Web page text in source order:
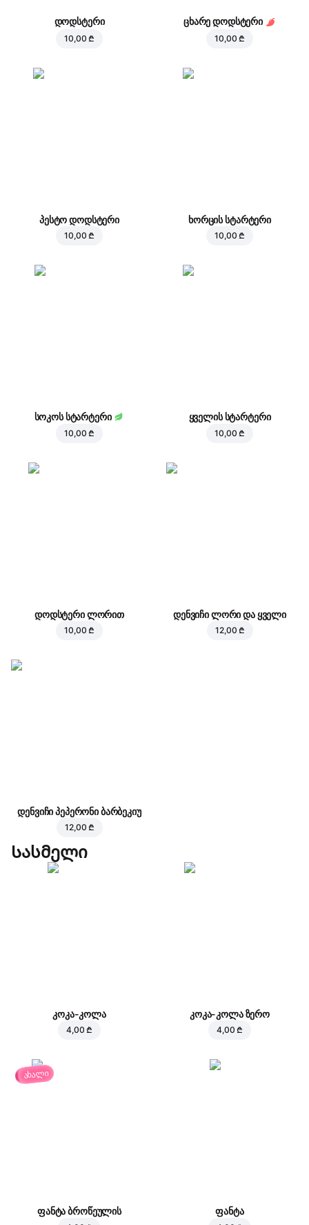
დოდსტერი
10,00 ₾
ცხარე დოდსტერი
10,00 ₾
პესტო დოდსტერი
10,00 ₾
ხორცის სტარტერი
10,00 ₾
სოკოს სტარტერი
10,00 ₾
ყველის სტარტერი
10,00 ₾
დოდსტერი ლორით
10,00 ₾
დენვიჩი ლორი და ყველი
12,00 ₾
დენვიჩი პეპერონი ბარბეკიუ
12,00 ₾
Სასმელი
კოკა-კოლა
4,00 ₾
კოკა-კოლა ზერო
4,00 ₾
ახალი
ფანტა ბროწეულის ფანტა